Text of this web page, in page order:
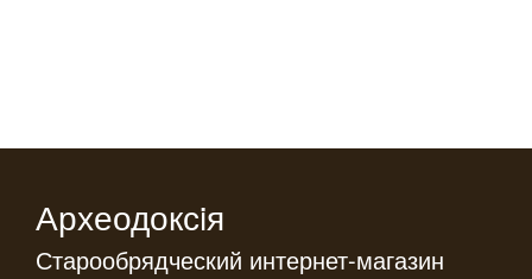
Археодоксiя
Старообрядческий интернет-магазин